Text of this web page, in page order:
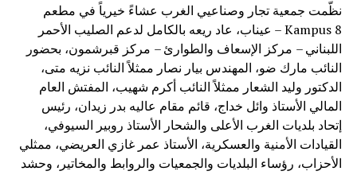
نظّمت جمعية تجار وصناعيي الغرب عشاءً خيرياً في مطعم
Kampus 8 – عيناب، عاد ريعه بالكامل لدعم الصليب الأحمر
اللبناني – مركز الإسعاف والطوارئ – مركز قبرشمون، بحضور
النائب مارك ضو، المهندس بيار نصار ممثلاً النائب نزيه متى،
الدكتور وليد الشعار ممثلاً النائب أكرم شهيب، المفتش العام
المالي الأستاذ وائل خداج، قائم مقام عاليه بدر زيدان، رئيس
إتحاد بلديات الغرب الأعلى والشحار الأستاذ روبير السيوفي،
القيادات الأمنية والعسكرية، الأستاذ عمر غازي العريضي، ممثلي
الأحزاب، رؤساء البلديات والجمعيات والروابط والمخاتير، وحشد